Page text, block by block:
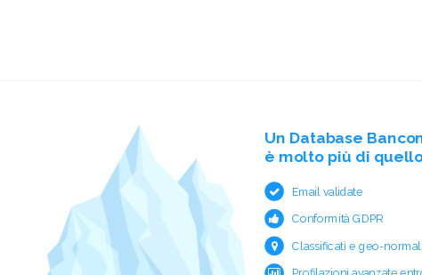
Un Database
è molto più di
Email validate
Conformità GDPR
Classificati e geo-